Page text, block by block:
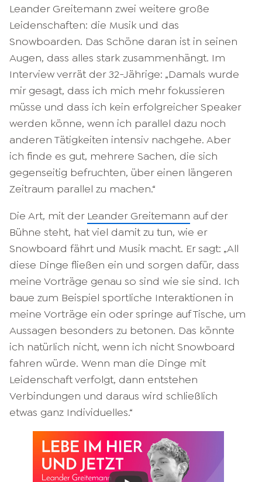
Leander Greitemann zwei weitere große
Leidenschaften: die Musik und das
Snowboarden. Das Schöne daran ist in seinen
Augen, dass alles stark zusammenhängt. Im
Interview verrät der 32-Jährige: „Damals wurde
mir gesagt, dass ich mich mehr fokussieren
müsse und dass ich kein erfolgreicher Speaker
werden könne, wenn ich parallel dazu noch
anderen Tätigkeiten intensiv nachgehe. Aber
ich finde es gut, mehrere Sachen, die sich
gegenseitig befruchten, über einen längeren
Zeitraum parallel zu machen.“
Die Art, mit der Leander Greitemann auf der
Bühne steht, hat viel damit zu tun, wie er
Snowboard fährt und Musik macht. Er sagt: „All
diese Dinge fließen ein und sorgen dafür, dass
meine Vorträge genau so sind wie sie sind. Ich
baue zum Beispiel sportliche Interaktionen in
meine Vorträge ein oder springe auf Tische, um
Aussagen besonders zu betonen. Das könnte
ich natürlich nicht, wenn ich nicht Snowboard
fahren würde. Wenn man die Dinge mit
Leidenschaft verfolgt, dann entstehen
Verbindungen und daraus wird schließlich
etwas ganz Individuelles.“